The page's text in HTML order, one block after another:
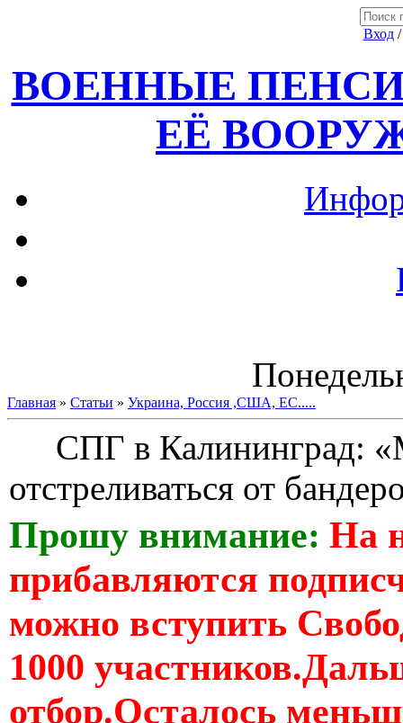
Вход
ВОЕННЫЕ
ЕЁ
Главная » Статьи » Украина, Россия ,США, ЕС.....
СПГ в Калининград:
отстреливаться от
Прошу внимание: На
прибавляются
можно вступить
1000
отбор.Осталось